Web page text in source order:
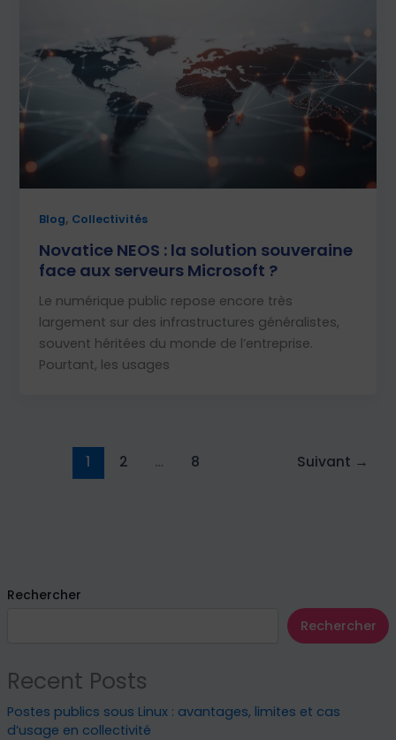
Rechercher
Rechercher
Recent Posts
Postes publics sous Linux : avantages, limites et cas
d’usage en collectivité
Blog, Collectivités
Novatice NEOS : la solution souveraine
face aux serveurs Microsoft ?
Le numérique public repose encore très
largement sur des infrastructures généralistes,
souvent héritées du monde de l’entreprise.
Pourtant, les usages
1 2 … 8 Suivant →